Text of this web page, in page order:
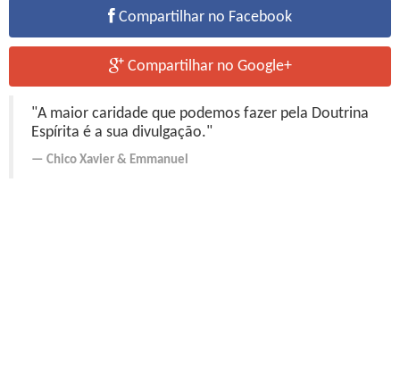
Compartilhar no Facebook
Compartilhar no Google+
"A maior caridade que podemos fazer pela Doutrina
Espírita é a sua divulgação."
Chico Xavier & Emmanuel